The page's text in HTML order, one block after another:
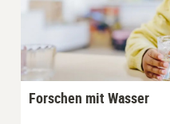
Forschen mit Wasser